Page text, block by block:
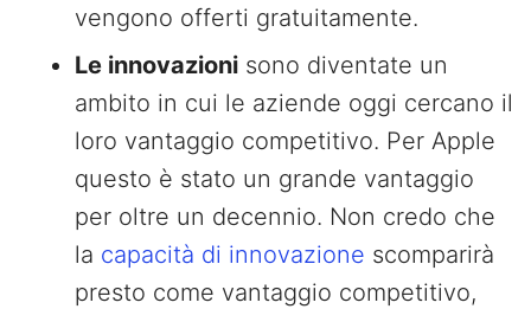
vengono offerti gratuitamente.
Le innovazioni sono diventate un
ambito in cui le aziende oggi cercano il
loro vantaggio competitivo. Per Apple
questo è stato un grande vantaggio
per oltre un decennio. Non credo che
la capacità di innovazione scomparirà
presto come vantaggio competitivo,